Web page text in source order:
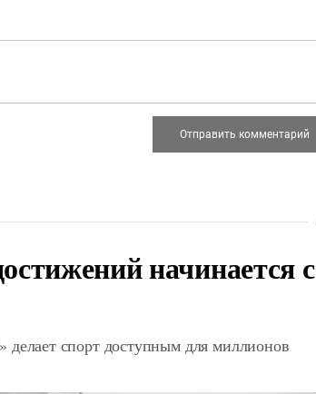
начинается с
спорт доступным для миллионов